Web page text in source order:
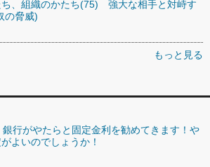
ち、組織のかたち(75) 強大な相手と対峙す
の脅威)
もっと見る
銀行がやたらと固定金利を勧めてきます！や
よいのでしょうか！